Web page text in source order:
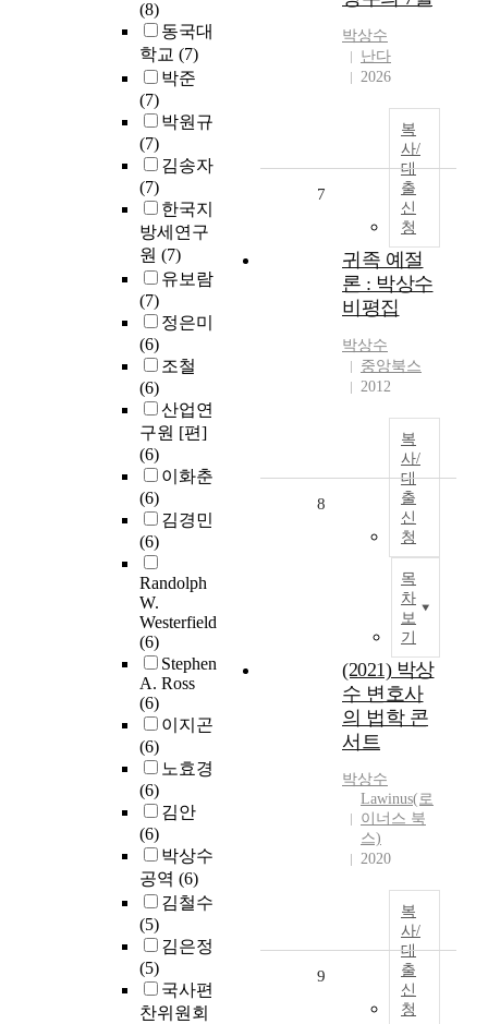
(8)
동국대
학교 (7)
박준
(7)
박원규
(7)
김송자
(7)
한국지
방세연구
원 (7)
유보람
(7)
정은미
(6)
조철
(6)
산업연
구원 [편]
(6)
이화춘
(6)
김경민
(6)
Randolph
W.
Westerfield
(6)
Stephen
A. Ross
(6)
이지곤
(6)
노효경
(6)
김안
(6)
박상수
공역 (6)
김철수
(5)
김은정
(5)
국사편
찬위원회
박상수
난다
2026
복
사/
대
출
신
청
7
귀족 예절
론 : 박상수
비평집
박상수
중앙북스
2012
복
사/
대
출
신
청
목
차
보
기
8
(2021) 박상
수 변호사
의 법학 콘
서트
박상수
Lawinus(로
이너스 북
스)
2020
복
사/
대
출
신
청
9